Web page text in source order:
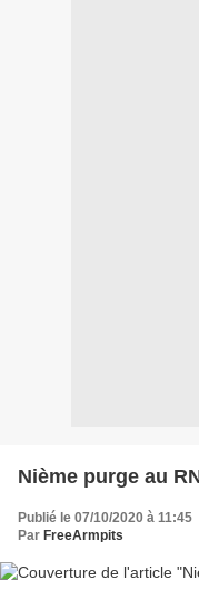
Nième purge au
Publié le 07/10/2020 à 11:45
Par FreeArmpits